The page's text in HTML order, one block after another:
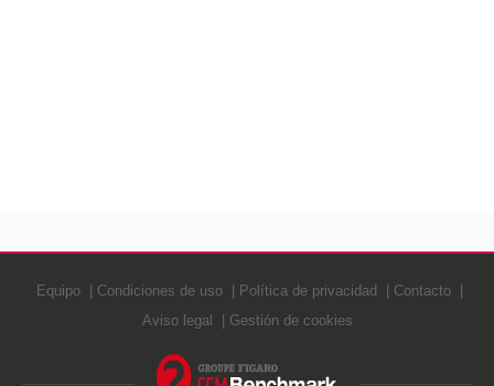
Equipo Condiciones de uso Política de privacidad
Contacto
Aviso legal
Gestión de cookies